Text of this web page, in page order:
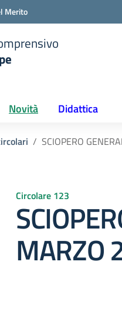
Merito
Novità Didattica
SCIOPERO
Circolare 123
MARZO